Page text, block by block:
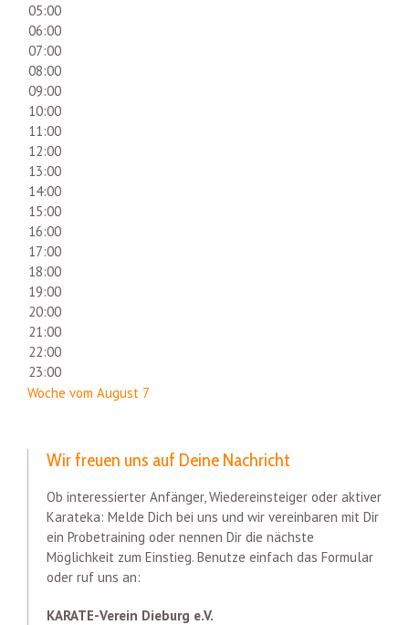
05:00
06:00
07:00
08:00
09:00
10:00
11:00
12:00
13:00
14:00
15:00
16:00
17:00
18:00
19:00
20:00
21:00
22:00
23:00
Woche vom August 7
Wir freuen uns auf Deine Nachricht
Ob interessierter Anfänger, Wiedereinsteiger oder aktiver
Karateka: Melde Dich bei uns und wir vereinbaren mit Dir
ein Probetraining oder nennen Dir die nächste
Möglichkeit zum Einstieg. Benutze einfach das Formular
oder ruf uns an:
KARATE-Verein Dieburg e.V.